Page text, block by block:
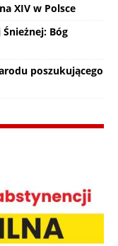
XIV w Polsce
Bóg
poszukującego